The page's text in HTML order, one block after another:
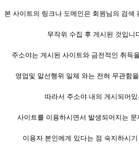
본 사이트의 링크나 도메인은 회원님의 검색
무작위 수집 후 게시된 것입니
주소야는 게시된 사이트와 금전적인 취득
영업및 알선행위 일체 와는 전혀 무관함
따라서 주소야 내의 게시되어있
사이트를 이용하시면서 발생되어지는 문
이용자 본인에게 있다는 점 숙지하시기